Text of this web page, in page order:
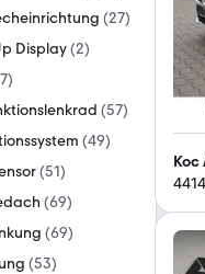
(27)
Display(2)
)
(57)
(49)
(51)
(69)
(69)
(53)
Koc